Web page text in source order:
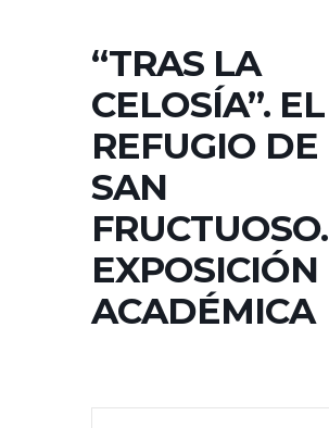
“TRAS LA
CELOSÍA”. EL
REFUGIO DE
SAN
FRUCTUOSO.
EXPOSICIÓN
ACADÉMICA